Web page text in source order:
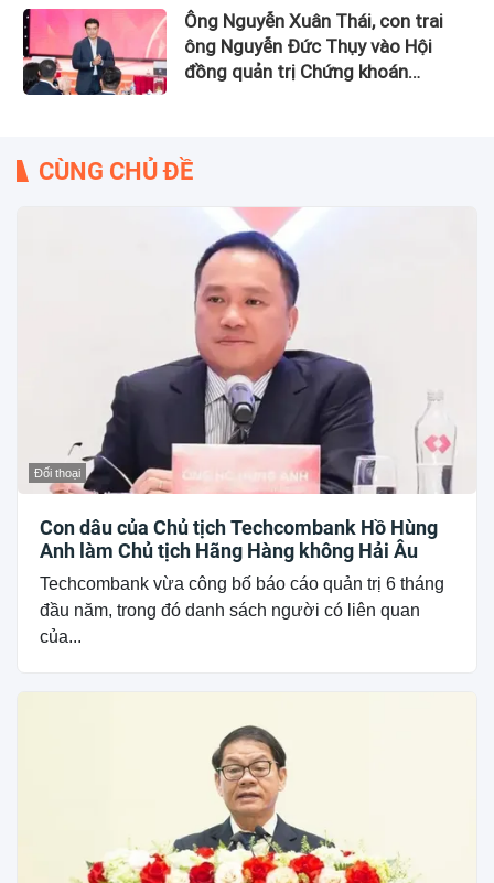
Ông Nguyễn Xuân Thái, con trai
ông Nguyễn Đức Thụy vào Hội
đồng quản trị Chứng khoán
CÙNG CHỦ ĐỀ
Đối thoại
Con dâu của Chủ tịch Techcombank Hồ Hùng
Anh làm Chủ tịch Hãng Hàng không Hải Âu
Techcombank vừa công bố báo cáo quản trị 6 tháng
đầu năm, trong đó danh sách người có liên quan
của...